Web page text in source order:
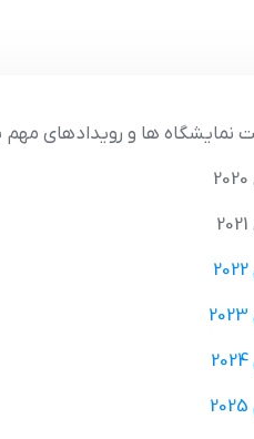
نمایشگاه ها و رویدادهای